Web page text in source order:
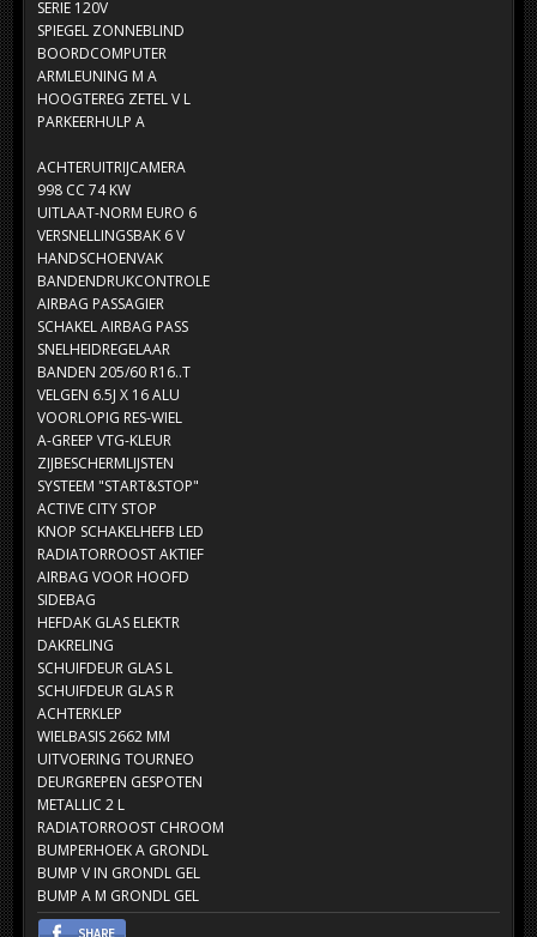
SERIE 120V
SPIEGEL ZONNEBLIND
BOORDCOMPUTER
ARMLEUNING M A
HOOGTEREG ZETEL V L
PARKEERHULP A
ACHTERUITRIJCAMERA
998 CC 74 KW
UITLAAT-NORM EURO 6
VERSNELLINGSBAK 6 V
HANDSCHOENVAK
BANDENDRUKCONTROLE
AIRBAG PASSAGIER
SCHAKEL AIRBAG PASS
SNELHEIDREGELAAR
BANDEN 205/60 R16..T
VELGEN 6.5J X 16 ALU
VOORLOPIG RES-WIEL
A-GREEP VTG-KLEUR
ZIJBESCHERMLIJSTEN
SYSTEEM "START&STOP"
ACTIVE CITY STOP
KNOP SCHAKELHEFB LED
RADIATORROOST AKTIEF
AIRBAG VOOR HOOFD
SIDEBAG
HEFDAK GLAS ELEKTR
DAKRELING
SCHUIFDEUR GLAS L
SCHUIFDEUR GLAS R
ACHTERKLEP
WIELBASIS 2662 MM
UITVOERING TOURNEO
DEURGREPEN GESPOTEN
METALLIC 2 L
RADIATORROOST CHROOM
BUMPERHOEK A GRONDL
BUMP V IN GRONDL GEL
BUMP A M GRONDL GEL